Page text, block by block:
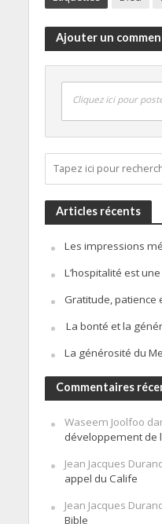
Ajouter un
Cliquez ici pour
Articles récents
Les impressions
L’hospitalité est
Gratitude, patience
La bonté et la
La générosité du
Commentaires
Waseem Joolfoo
développement de
Jean Jacques
appel du Calife
Jean Jacques
Bible